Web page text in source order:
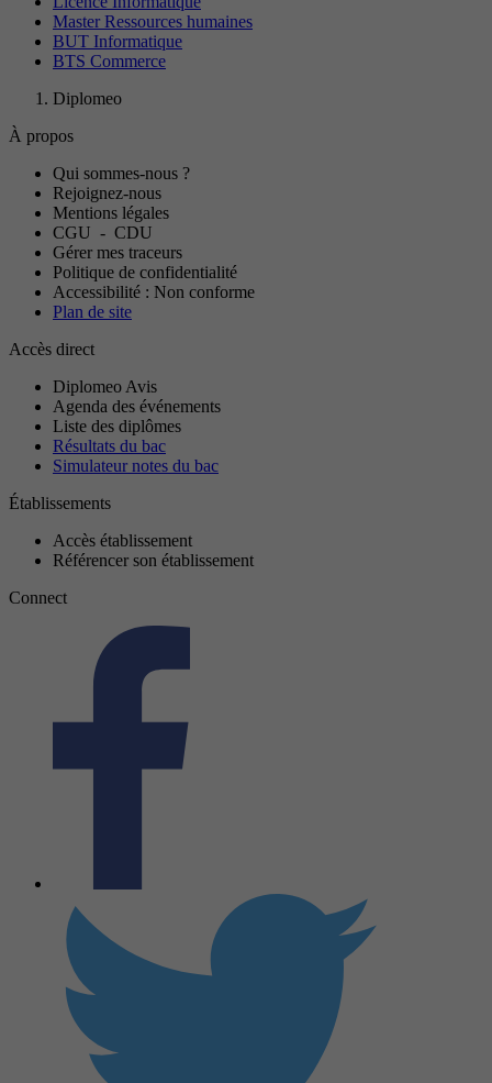
Master Ressources humaines
BUT Informatique
BTS Commerce
Diplomeo
À propos
Qui sommes-nous ?
Rejoignez-nous
Mentions légales
CGU - CDU
Gérer mes traceurs
Politique de confidentialité
Accessibilité : Non conforme
Plan de site
Accès direct
Diplomeo Avis
Agenda des événements
Liste des diplômes
Résultats du bac
Simulateur notes du bac
Établissements
Accès établissement
Référencer son établissement
Connect